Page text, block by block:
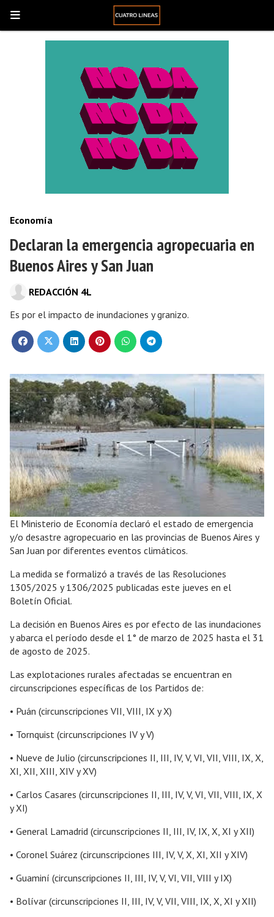
Declaran la emergencia agropecuaria en
Buenos Aires y San Juan
Es por el impacto de inundaciones y granizo.
Economía
REDACCIÓN 4L
El Ministerio de Economía declaró el estado de emergencia
y/o desastre agropecuario en las provincias de Buenos Aires y
San Juan por diferentes eventos climáticos.
La medida se formalizó a través de las Resoluciones
1305/2025 y 1306/2025 publicadas este jueves en el
Boletín Oficial.
La decisión en Buenos Aires es por efecto de las inundaciones
y abarca el período desde el 1° de marzo de 2025 hasta el 31
de agosto de 2025.
Las explotaciones rurales afectadas se encuentran en
circunscripciones específicas de los Partidos de:
• Puán (circunscripciones VII, VIII, IX y X)
• Tornquist (circunscripciones IV y V)
• Nueve de Julio (circunscripciones II, III, IV, V, VI, VII, VIII, IX, X,
XI, XII, XIII, XIV y XV)
• Carlos Casares (circunscripciones II, III, IV, V, VI, VII, VIII, IX, X
y XI)
• General Lamadrid (circunscripciones II, III, IV, IX, X, XI y XII)
• Coronel Suárez (circunscripciones III, IV, V, X, XI, XII y XIV)
• Guaminí (circunscripciones II, III, IV, V, VI, VII, VIII y IX)
• Bolívar (circunscripciones II, III, IV, V, VII, VIII, IX, X, XI y XII)